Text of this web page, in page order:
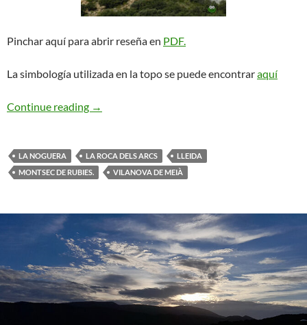
Pinchar aquí para abrir reseña en PDF.
La simbología utilizada en la topo se puede encontraraquí
Continue reading El Rey del Kanto. Vilanova de Meià
→
LA NOGUERA LA ROCA DELS ARCS
LLEIDA
MONTSEC DE RUBIES.
VILANOVA DE MEIÀ